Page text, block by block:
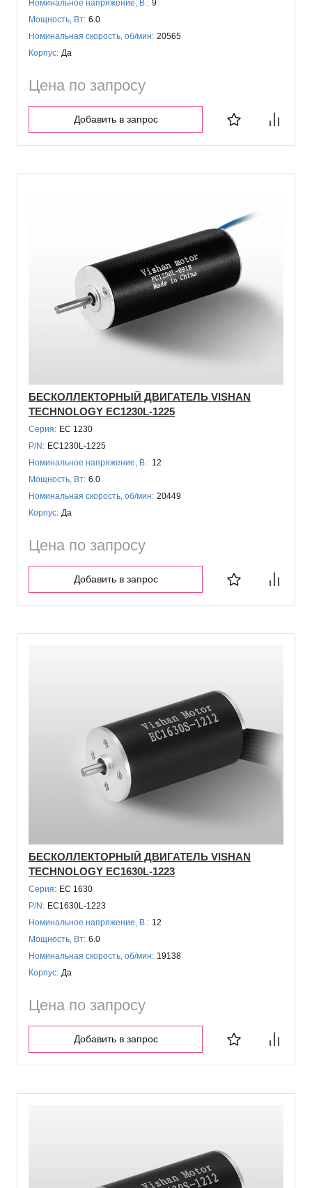
Номинальное напряжение, В.: 9
Мощность, Вт: 6.0
Номинальная скорость, об/мин: 20565
Корпус: Да
Цена по запросу
Добавить в запрос
БЕСКОЛЛЕКТОРНЫЙ ДВИГАТЕЛЬ VISHAN
TECHNOLOGY EC1230L-1225
Серия: EC 1230
P/N: EC1230L-1225
Номинальное напряжение, В.: 12
Мощность, Вт: 6.0
Номинальная скорость, об/мин: 20449
Корпус: Да
Цена по запросу
Добавить в запрос
БЕСКОЛЛЕКТОРНЫЙ ДВИГАТЕЛЬ VISHAN
TECHNOLOGY EC1630L-1223
Серия: EC 1630
P/N: EC1630L-1223
Номинальное напряжение, В.: 12
Мощность, Вт: 6.0
Номинальная скорость, об/мин: 19138
Корпус: Да
Цена по запросу
Добавить в запрос